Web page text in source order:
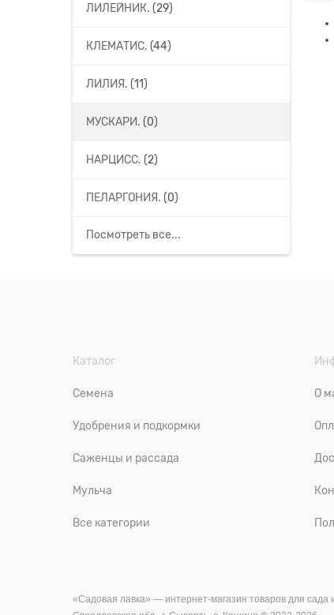
ЛИЛЕЙНИК. (29)
КЛЕМАТИС. (44)
ЛИЛИЯ. (11)
МУСКАРИ. (0)
НАРЦИСС. (2)
ПЕЛАРГОНИЯ. (0)
Посмотреть все...
Каталог
Семена
Удобрения и подкормки
Саженцы и рассада
Мульча
Все категории
О
«Садовая лавка» — интернет-магазин товаров для сада